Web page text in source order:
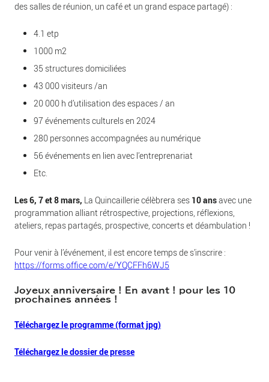
des salles de réunion, un café et un grand espace partagé) :
4.1 etp
1000 m2
35 structures domiciliées
43 000 visiteurs /an
20 000 h d’utilisation des espaces / an
97 événements culturels en 2024
280 personnes accompagnées au numérique
56 événements en lien avec l’entreprenariat
Etc.
Les 6, 7 et 8 mars, La Quincaillerie célèbrera ses 10 ansavec une
programmation alliant rétrospective, projections, réflexions,
ateliers, repas partagés, prospective, concerts et déambulation !
Pour venir à l’événement, il est encore temps de s’inscrire :
https://forms.office.com/e/YQCFFh6WJ5
Joyeux anniversaire ! En avant ! pour les 10
prochaines années !
Téléchargez le programme (format jpg)
Téléchargez le dossier de presse